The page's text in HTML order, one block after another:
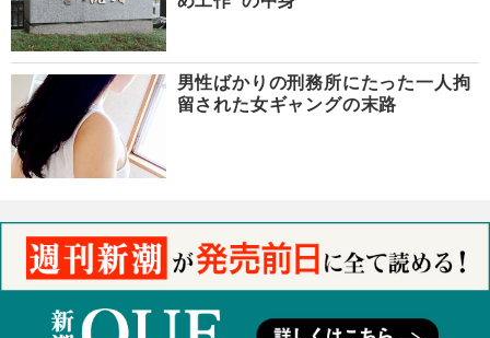
男性ばかりの刑務所にたった一人拘
留された女ギャングの末路